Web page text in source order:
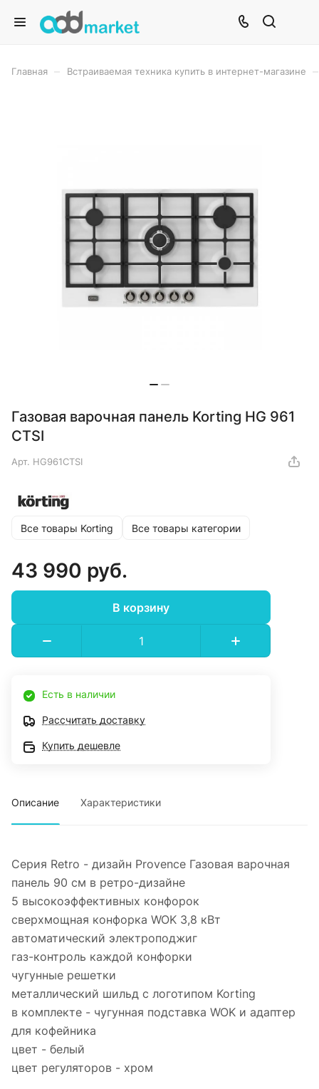
Главная Встраиваемая техника купить в интернет-магазине
Газовая варочная панель Korting HG 961
CTSI
Арт. HG961CTSI
Все товары Korting Все товары категории
43 990 руб.
В корзину
Есть в наличии
Рассчитать доставку
Купить дешевле
Описание Характеристики
Серия Retro - дизайн Provence Газовая варочная
панель 90 см в ретро-дизайне
5 высокоэффективных конфорок
сверхмощная конфорка WOK 3,8 кВт
автоматический электроподжиг
газ-контроль каждой конфорки
чугунные решетки
металлический шильд с логотипом Korting
в комплекте - чугунная подставка WOK и адаптер
для кофейника
цвет - белый
цвет регуляторов - хром